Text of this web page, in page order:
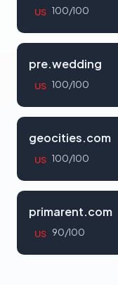
US 100/100
pre.wedding
US 100/100
geocities.com
US 100/100
primarent.com
US 90/100